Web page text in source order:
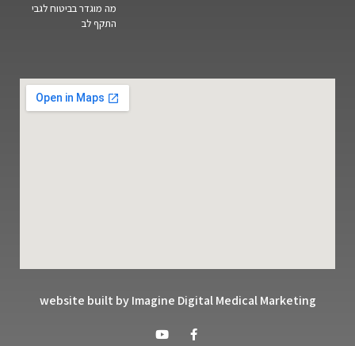
מה מוגדר בביטוח לגבי
התקף לב
website built by Imagine Digital Medical Marketing